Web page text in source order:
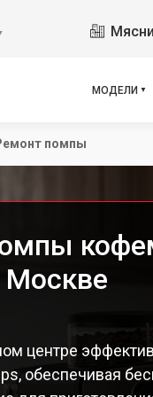
МОДЕЛИ
EA
помпы
Москве
центре
обеспечивая